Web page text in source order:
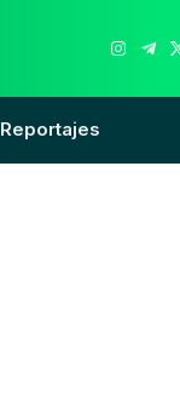
Reportajes